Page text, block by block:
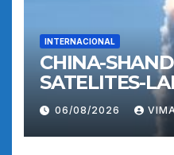
INTERNACIONAL
CHINA-
SATELITES-
06/08/2026